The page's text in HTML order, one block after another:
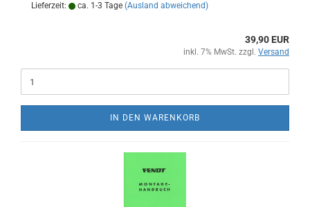
Lieferzeit:
ca. 1-3 Tage (Ausland abweichend)
39,90 EUR
inkl. 7% MwSt. zzgl. Versand
IN DEN WARENKORB